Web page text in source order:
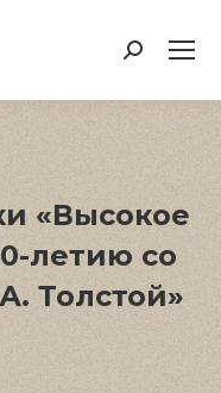
Поиск:
«Высокое
летию со
Толстой»